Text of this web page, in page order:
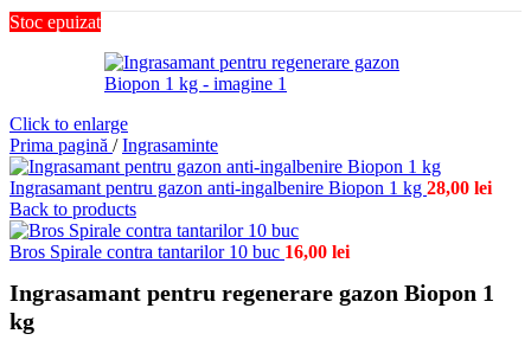
Stoc epuizat
Click to enlarge
Prima pagină / Ingrasaminte
Ingrasamant pentru gazon anti-ingalbenire Biopon 1 kg 28,00 lei
Back to products
Bros Spirale contra tantarilor 10 buc 16,00 lei
Ingrasamant pentru regenerare gazon Biopon 1
kg